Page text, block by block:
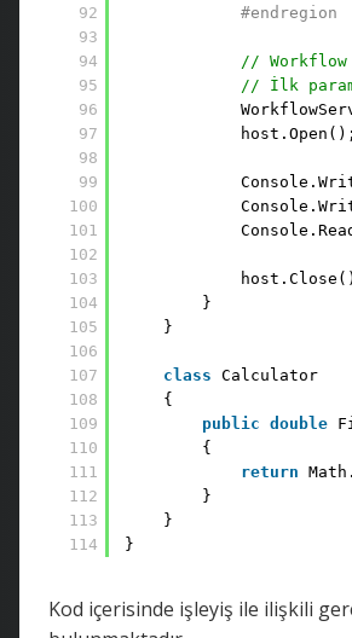
92
93
94
95
96
97
98
99
100
101
102
103
104
105
106
107
108
109
110
111
112
113
114
#endregion
//
// İlk
}
}
class Calculator
{
public double
{
return
}
}
}
Kod içerisinde işleyiş ile ilişkili